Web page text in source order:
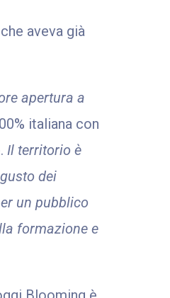
aveva già
apertura a
italiana con
Il territorio è
dei
un pubblico
formazione e